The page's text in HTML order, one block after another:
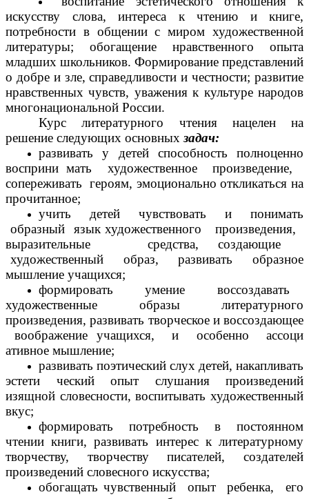
искусству слова, интереса к чтению и книге,
потребности в общении с миром художественной
литературы; обогащение нравственного опыта
младших школьников. Формирование представлений
о добре и зле, справедливости и честности; развитие
нравственных чувств, уважения к культуре народов
многонациональной России.
Курс литературного чтения нацелен на
решение следующих основныхзадач:
развивать у детей способность полноценно
восприни мать художественное произведение,
сопереживать героям, эмоционально откликаться на
прочитанное;
учить детей чувствовать и понимать
образный язык художественного произведения,
выразительные средства, создающие
художественный образ, развивать образное
мышление учащихся;
формировать умение воссоздавать
художественные образы литературного
произведения, развивать творческое и воссоздающее
воображение учащихся, и особенно ассоци
ативное мышление;
развивать поэтический слух детей, накапливать
эстети ческий опыт слушания произведений
изящной словесности, воспитывать художественный
вкус;
формировать потребность в постоянном
чтении книги, развивать интерес к литературному
творчеству, творчеству писателей, создателей
произведений словесного искусства;
обогащать чувственный опыт ребенка, его